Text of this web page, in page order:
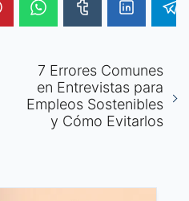
7 Errores Comunes
en Entrevistas para
Empleos Sostenibles
y Cómo Evitarlos